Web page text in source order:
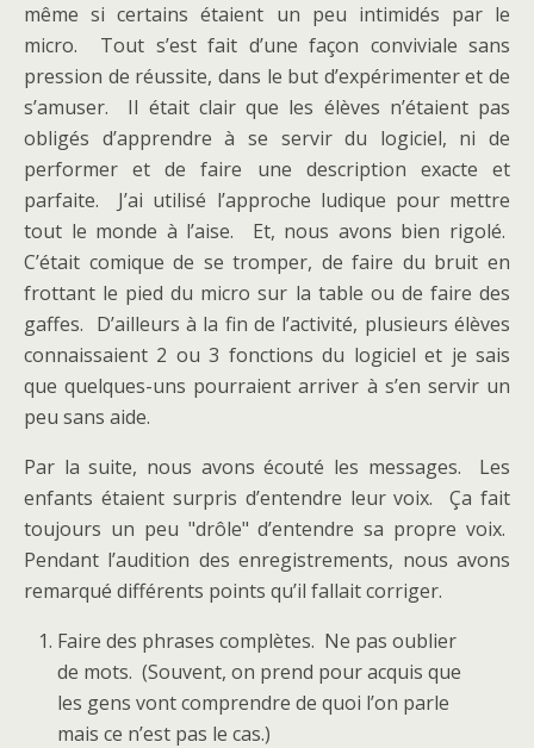
même si certains étaient un peu intimidés par le
micro. Tout s’est fait d’une façon conviviale sans
pression de réussite, dans le but d’expérimenter et de
s’amuser. Il était clair que les élèves n’étaient pas
obligés d’apprendre à se servir du logiciel, ni de
performer et de faire une description exacte et
parfaite. J’ai utilisé l’approche ludique pour mettre
tout le monde à l’aise. Et, nous avons bien rigolé.
C’était comique de se tromper, de faire du bruit en
frottant le pied du micro sur la table ou de faire des
gaffes. D’ailleurs à la fin de l’activité, plusieurs élèves
connaissaient 2 ou 3 fonctions du logiciel et je sais
que quelques-uns pourraient arriver à s’en servir un
peu sans aide.
Par la suite, nous avons écouté les messages. Les
enfants étaient surpris d’entendre leur voix. Ça fait
toujours un peu "drôle" d’entendre sa propre voix.
Pendant l’audition des enregistrements, nous avons
remarqué différents points qu’il fallait corriger.
Faire des phrases complètes. Ne pas oublier
de mots. (Souvent, on prend pour acquis que
les gens vont comprendre de quoi l’on parle
mais ce n’est pas le cas.)